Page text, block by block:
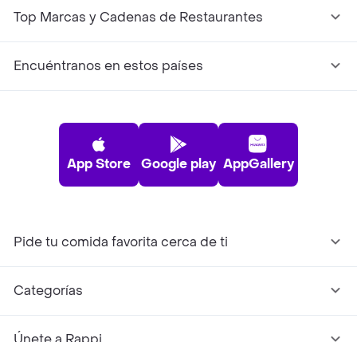
Top Marcas y Cadenas de Restaurantes
Encuéntranos en estos países
App Store Google play AppGallery
Pide tu comida favorita cerca de ti
Categorías